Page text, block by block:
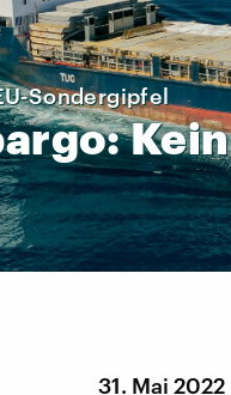
Sondergipfel
Kein
31. Mai 2022